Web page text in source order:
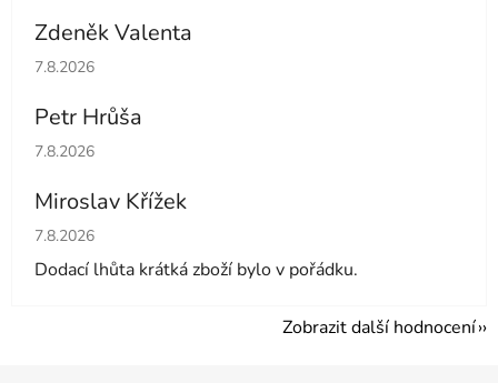
Zdeněk Valenta
Hodnocení obchodu je 5 z 5 hvězdiček.
7.8.2026
Petr Hrůša
Hodnocení obchodu je 5 z 5 hvězdiček.
7.8.2026
Miroslav Křížek
Hodnocení obchodu je 5 z 5 hvězdiček.
7.8.2026
Dodací lhůta krátká zboží bylo v pořádku.
Zobrazit další hodnocení